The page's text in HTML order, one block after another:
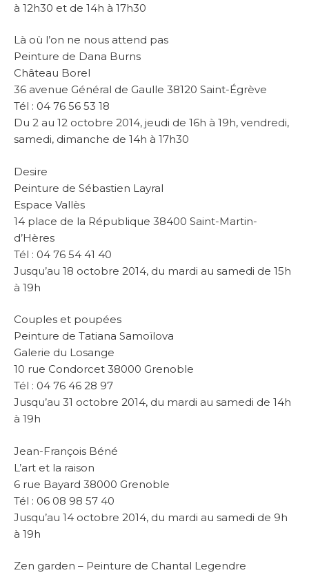
à 12h30 et de 14h à 17h30
Là où l’on ne nous attend pas
Peinture de Dana Burns
Château Borel
36 avenue Général de Gaulle 38120 Saint-Égrève
Tél : 04 76 56 53 18
Du 2 au 12 octobre 2014, jeudi de 16h à 19h, vendredi,
samedi, dimanche de 14h à 17h30
Desire
Peinture de Sébastien Layral
Espace Vallès
14 place de la République 38400 Saint-Martin-
d’Hères
Tél : 04 76 54 41 40
Jusqu’au 18 octobre 2014, du mardi au samedi de 15h
à 19h
Couples et poupées
Peinture de Tatiana Samoïlova
Galerie du Losange
10 rue Condorcet 38000 Grenoble
Tél : 04 76 46 28 97
Jusqu’au 31 octobre 2014, du mardi au samedi de 14h
à 19h
Jean-François Béné
L’art et la raison
6 rue Bayard 38000 Grenoble
Tél : 06 08 98 57 40
Jusqu’au 14 octobre 2014, du mardi au samedi de 9h
à 19h
Zen garden – Peinture de Chantal Legendre